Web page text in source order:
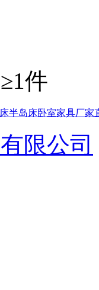
≥1件
半岛床卧室家具厂家
限公司